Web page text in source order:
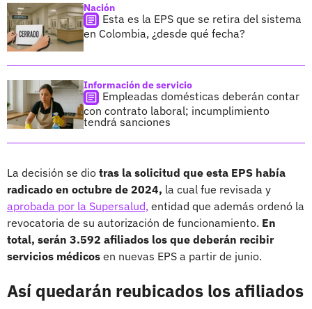
Nación
Esta es la EPS que se retira del sistema
en Colombia, ¿desde qué fecha?
Información de servicio
Empleadas domésticas deberán contar
con contrato laboral; incumplimiento
tendrá sanciones
La decisión se dio tras la solicitud que esta EPS había
radicado en octubre de 2024, la cual fue revisada y
aprobada por la Supersalud, entidad que además ordenó la
revocatoria de su autorización de funcionamiento. En
total, serán 3.592 afiliados los que deberán recibir
servicios médicos en nuevas EPS a partir de junio.
Así quedarán reubicados los afiliados